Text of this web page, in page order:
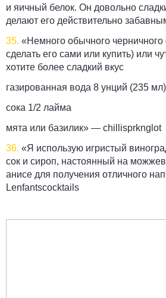
и яичный белок. Он довольно
делают его действительно
35. «Немного обычного
сделать его сами или купить) или
хотите более сладкий вкус
газированная вода 8 унций (235 мл)
сока 1/2 лайма
мята или базилик» — chillisprknglot
36. «Я использую игристый
сок и сироп, настоянный на
анисе для получения отличного
Lenfantscocktails